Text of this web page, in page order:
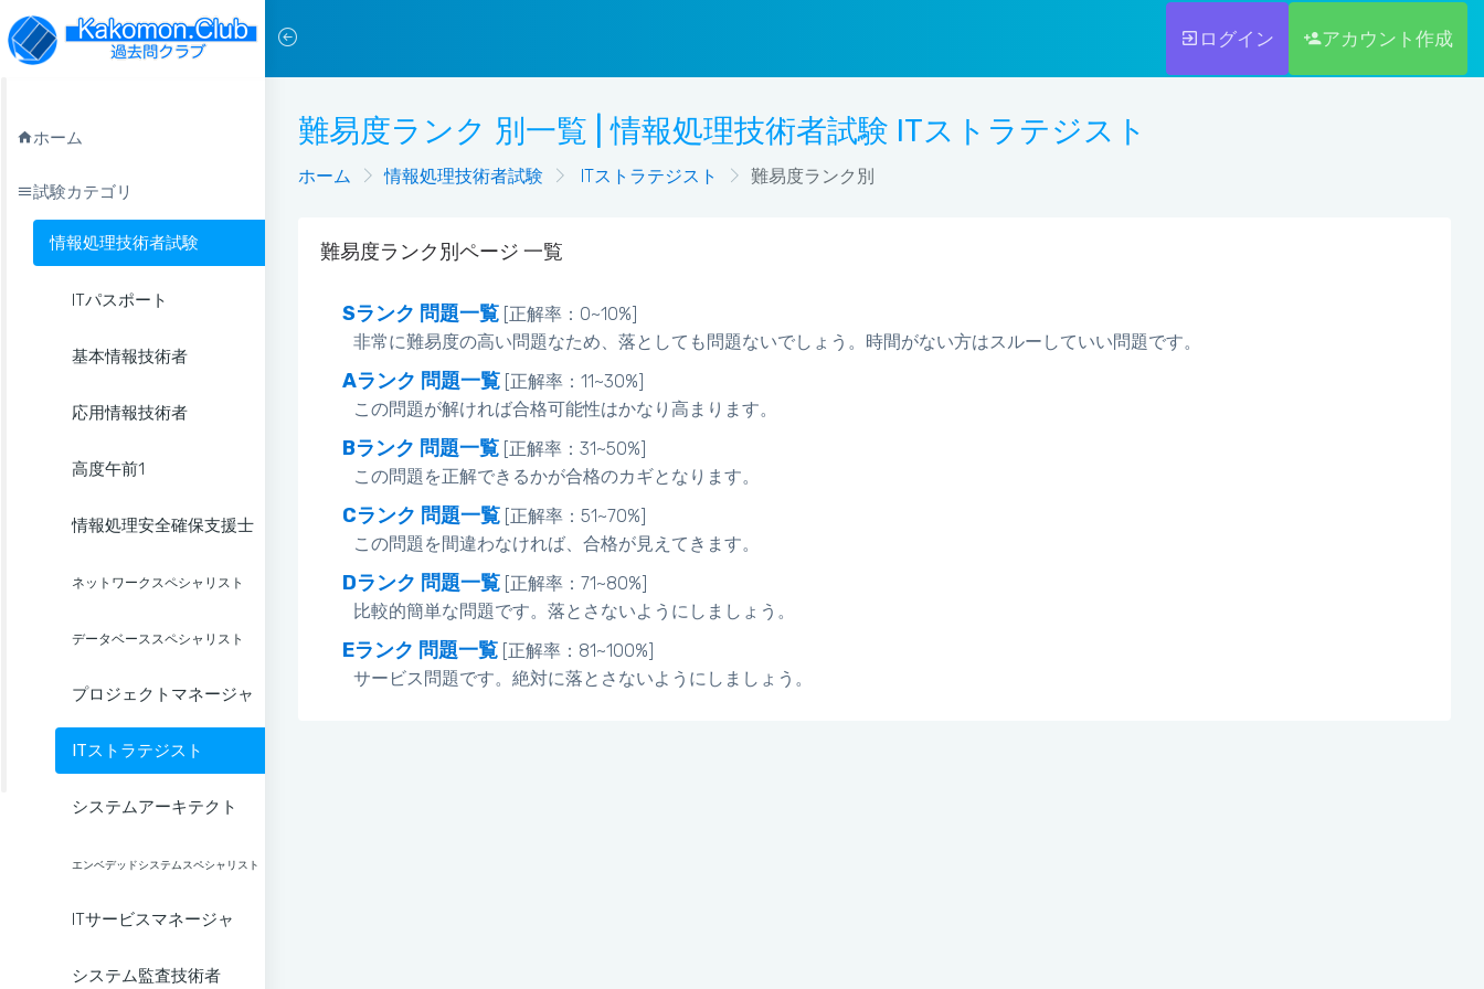
ログイン アカウント作成
ホーム
試験カテゴリ
情報処理技術者試験
ITパスポート
基本情報技術者
応用情報技術者
高度午前1
情報処理安全確保支援士
ネットワークスペシャリスト
データベーススペシャリスト
プロジェクトマネージャ
ITストラテジスト
システムアーキテクト
エンベデッドシステムスペシャリスト
ITサービスマネージャ
システム監査技術者
難易度ランク 別一覧 | 情報処理技術者試験 ITストラテジスト
ホーム 情報処理技術者試験 ITストラテジスト 難易度ランク別
難易度ランク別ページ 一覧
Sランク 問題一覧 [正解率：0~10%]
非常に難易度の高い問題なため、落としても問題ないでしょう。時間がない方はスルーしていい問題です。
Aランク 問題一覧 [正解率：11~30%]
この問題が解ければ合格可能性はかなり高まります。
Bランク 問題一覧 [正解率：31~50%]
この問題を正解できるかが合格のカギとなります。
Cランク 問題一覧 [正解率：51~70%]
この問題を間違わなければ、合格が見えてきます。
Dランク 問題一覧 [正解率：71~80%]
比較的簡単な問題です。落とさないようにしましょう。
Eランク 問題一覧 [正解率：81~100%]
サービス問題です。絶対に落とさないようにしましょう。